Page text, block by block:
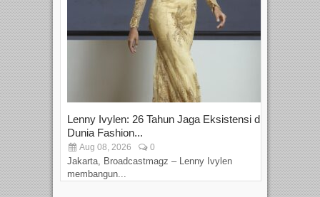
Lenny Ivylen: 26 Tahun Jaga Eksistensi di
Dunia Fashion...
Aug 08, 2026 0
Jakarta, Broadcastmagz – Lenny Ivylen
membangun...